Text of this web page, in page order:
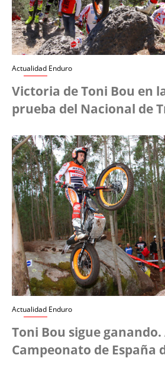
Actualidad Enduro
Victoria de Toni Bou en
prueba del Nacional de
Actualidad Enduro
Toni Bou sigue
Campeonato de España